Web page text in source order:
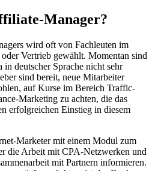
Manager?
wird oft von Fachleuten im
Vertrieb gewählt. Momentan sind
deutscher Sprache nicht sehr
sind bereit, neue Mitarbeiter
auf Kurse im Bereich Traffic-
Marketing zu achten, die das
erfolgreichen Einstieg in diesem
Marketer mit einem Modul zum
die Arbeit mit CPA-Netzwerken und
mit Partnern informieren.